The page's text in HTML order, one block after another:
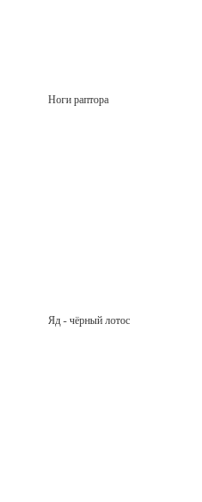
Ноги раптора
Яд - чёрный лотос